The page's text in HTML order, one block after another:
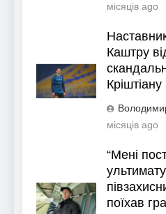
місяців ago
Каштру
місяців ago
“Мені
поїхав